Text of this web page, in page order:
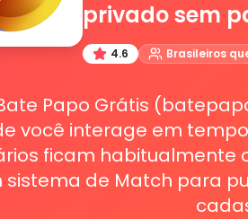
privado sem
4.6 Brasileiros
Papo Grátis
você interage em
ficam habitualmente
sistema de Match para